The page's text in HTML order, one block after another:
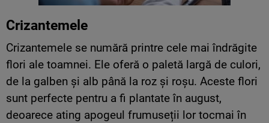
Crizantemele
Crizantemele se numără printre cele mai îndrăgite
flori ale toamnei. Ele oferă o paletă largă de culori,
de la galben și alb până la roz și roșu. Aceste flori
sunt perfecte pentru a fi plantate în august,
deoarece ating apogeul frumuseții lor tocmai în